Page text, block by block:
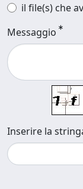
il file(s) che
Messaggio
Inserire la